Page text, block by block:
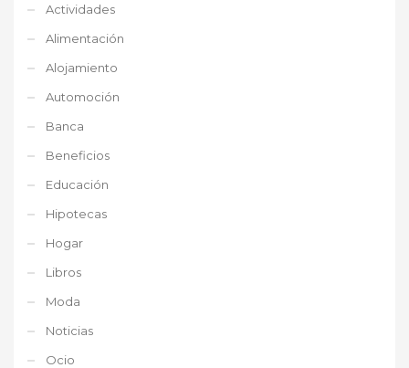
Actividades
Alimentación
Alojamiento
Automoción
Banca
Beneficios
Educación
Hipotecas
Hogar
Libros
Moda
Noticias
Ocio